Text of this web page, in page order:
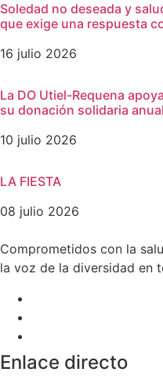
Soledad no deseada y
que exige una respuesta
16 julio 2026
La DO Utiel-Requena
su donación solidaria anual
10 julio 2026
LA FIESTA
08 julio 2026
Comprometidos con la
la voz de la diversidad en
Enlace directo